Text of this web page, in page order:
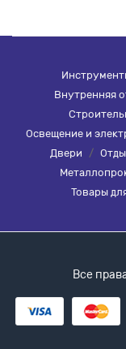
Внутренняя
Освещение и
Двери
/
Товары
Все